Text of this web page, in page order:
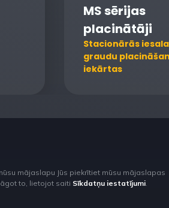
MS sērijas
placinātāji
Stacionārās iesala
graudu
iekārtas
mājaslapu Jūs piekrītiet mūsu mājaslapas
to, lietojot saiti Sīkdatņu iestatījumi.